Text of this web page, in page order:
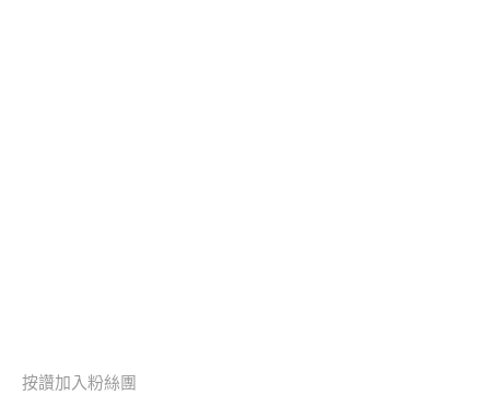
按讚加入粉絲團